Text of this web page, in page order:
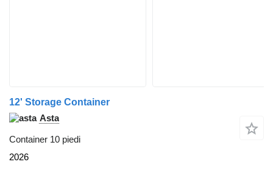
12' Storage Container
Asta
Container 10 piedi
2026